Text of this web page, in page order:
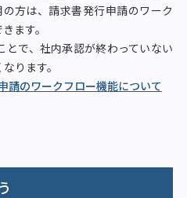
方は、請求書発行申請のワーク
ます。
とで、社内承認が終わっていない
ります。
請のワークフロー機能について